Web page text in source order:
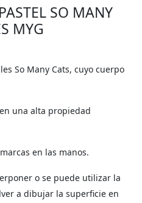
SO MANY
MYG
So Many Cats, cuyo cuerpo
una alta propiedad
en las manos.
o se puede utilizar la
a dibujar la superficie en